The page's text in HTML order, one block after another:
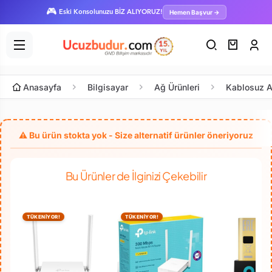
🎮 Eski Konsolunuzu BİZ ALIYORUZ! Hemen Başvur →
Anasayfa Bilgisayar Ağ Ürünleri Kablosuz
Bu Ürünler de İlginizi Çekebilir
TÜKENİYOR! TÜKENİYOR!